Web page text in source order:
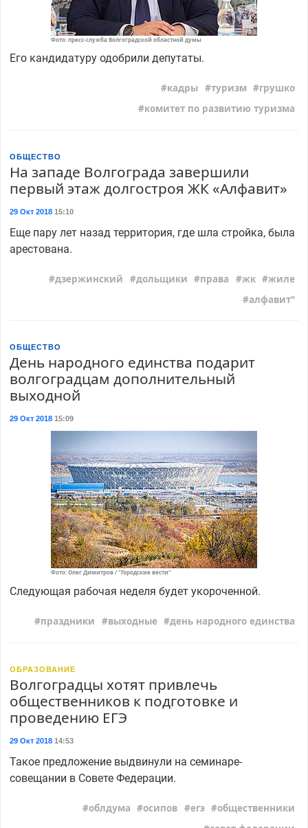
Фото: пресс-служба Волгоградской областной думы
Его кандидатуру одобрили депутаты.
кадры туризм
грушко
комитет по развитию туризма
ОБЩЕСТВО
На западе Волгограда завершили
первый этаж долгостроя ЖК «Алфавит»
29 Окт 201815:10
Еще пару лет назад территория, где шла стройка, была
арестована.
дзержинский дольщики права жк
жиле
алфавит"
ОБЩЕСТВО
День народного единства подарит
волгоградцам дополнительный
выходной
29 Окт 201815:09
Фото: Олег Димитров / "Городские вести"
Следующая рабочая неделя будет укороченной.
праздники выходные день народного единства
ОБРАЗОВАНИЕ
Волгоградцы хотят привлечь
общественников к подготовке и
проведению ЕГЭ
29 Окт 201814:53
Такое предложение выдвинули на семинаре-
совещании в Совете Федерации.
облдума осипов егэ
общественники